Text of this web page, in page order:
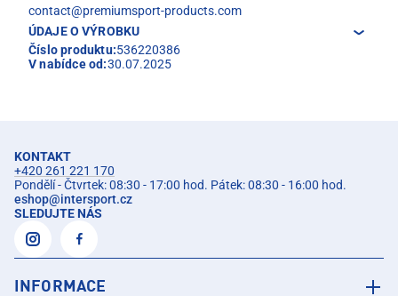
contact@premiumsport-products.com
ÚDAJE O VÝROBKU
Číslo produktu:536220386
V nabídce od:30.07.2025
KONTAKT
+420 261 221 170
Pondělí - Čtvrtek: 08:30 - 17:00 hod. Pátek: 08:30 - 16:00 hod.
eshop@intersport.cz
SLEDUJTE NÁS
INFORMACE